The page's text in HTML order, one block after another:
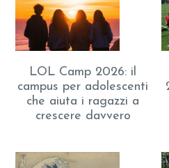
LOL Camp 2026: il
campus per adolescenti
che aiuta i ragazzi a
crescere davvero